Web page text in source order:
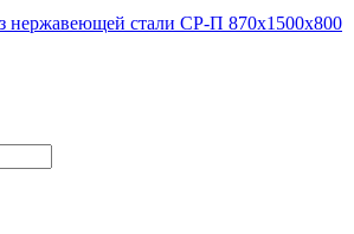
нержавеющей стали СР-П 870x1500x800